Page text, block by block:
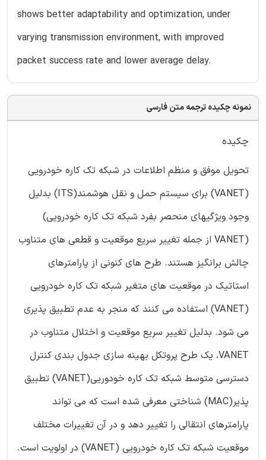
shows better adaptability and optimization, under
varying transmission environment, with improved
packet success rate and lower average delay.
نمونه چکیده ترجمه متن فارسی
چکیده
تحویل موفق و منظم اطلاعات در شبکه تک کاره خودرویی
(VANET) برای سیستم حمل و نقل هوشمند(ITS) بدلیل
وجود ویژگیهای منحصر بفرد شبکه تک کاره خودرویی)
(VANET از جمله تغییر سریع موقعیت و قطعی های متناوب
چالش برانگیز هستند. طرح های کنونی از پارامترهای
استاتیک در موقعیت های متغیر شبکه تک کاره خودرویی
(VANET) استفاده می کنند که منجر به عدم تطبیق پذیری
می شود. بدلیل تغییر سریع موقعیت و اختلال متناوب در
VANET، یک طرح پروتکل بهینه سازی جدول بندی کنترل
دسترسی متوسط شبکه تک کاره خودوریی(VANET) تطبیق
پذیر(MAC) شناختی معرفی شده است که می تواند
پارامترهای انتقالی را تغییر دهد و در آن تغییرات مختلف
موقعیت شبکه تک کاره خودرویی (VANET) در اولویت است.